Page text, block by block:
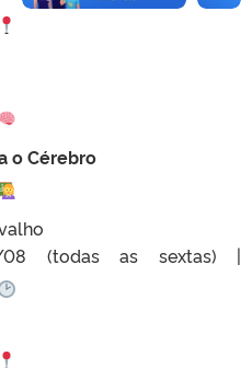
o Cérebro
(todas as sextas) |